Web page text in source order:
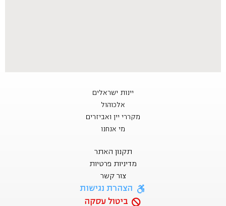
יינות ישראלים
אלכוהול
מקררי יין ואביזרים
מי אנחנו
תקנון האתר
מדיניות פרטיות
צור קשר
הצהרת נגישות
ביטול עסקה